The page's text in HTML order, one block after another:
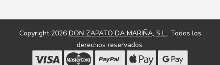
Copyright 2026 DON ZAPATO DA MARIÑA, S.L.. Todos los
derechos reservados.